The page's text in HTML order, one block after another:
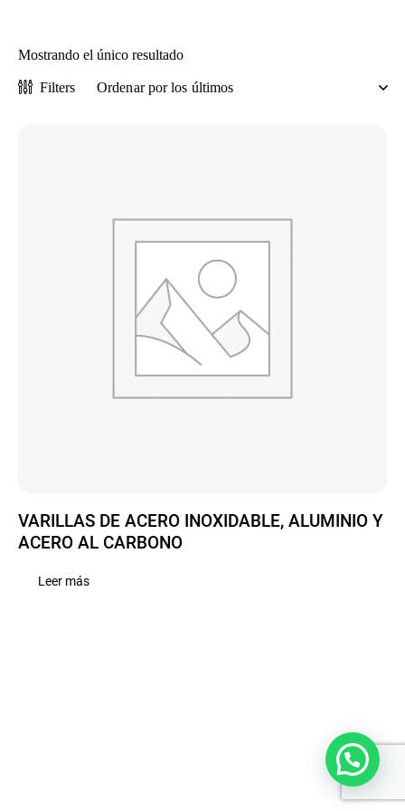
Mostrando el único resultado
Filters
VARILLAS DE ACERO INOXIDABLE, ALUMINIO Y
ACERO AL CARBONO
Leer más